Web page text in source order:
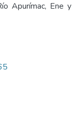
Apurímac, Ene y